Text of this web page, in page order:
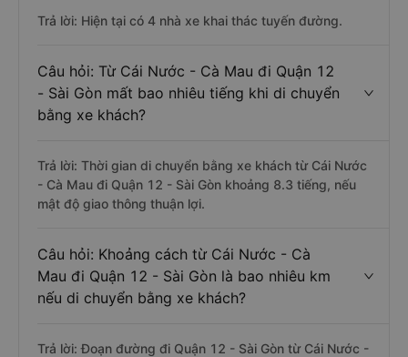
Trả lời: Hiện tại có 4 nhà xe khai thác tuyến đường.
Câu hỏi: Từ Cái Nước - Cà Mau đi Quận 12
- Sài Gòn mất bao nhiêu tiếng khi di chuyển
bằng xe khách?
Trả lời: Thời gian di chuyển bằng xe khách từ Cái Nước
- Cà Mau đi Quận 12 - Sài Gòn khoảng 8.3 tiếng, nếu
mật độ giao thông thuận lợi.
Câu hỏi: Khoảng cách từ Cái Nước - Cà
Mau đi Quận 12 - Sài Gòn là bao nhiêu km
nếu di chuyển bằng xe khách?
Trả lời: Đoạn đường đi Quận 12 - Sài Gòn từ Cái Nước -